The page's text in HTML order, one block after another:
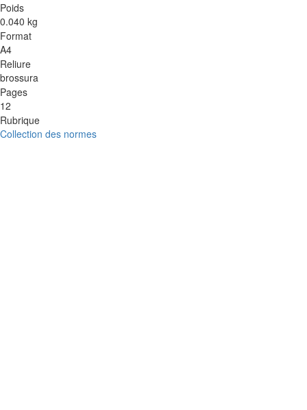
Poids
0.040 kg
Format
A4
Reliure
brossura
Pages
12
Rubrique
Collection des normes